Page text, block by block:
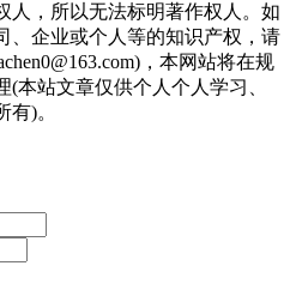
人，所以无法标明著作权人。如
、企业或个人等的知识产权，请
，本网站将在规
本站文章仅供个人个人学习、
)。